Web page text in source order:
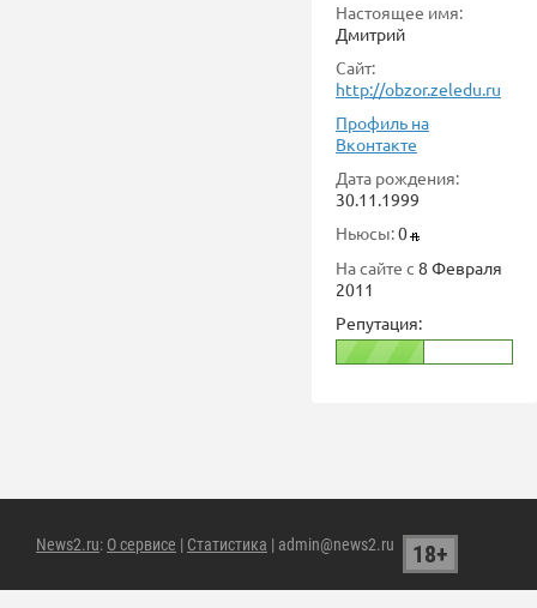
Настоящее имя:
Дмитрий
Сайт:
http://obzor.zeledu.ru
Профиль на
Вконтакте
Дата рождения:
30.11.1999
Ньюсы:0
На сайте с 8 Февраля
2011
Репутация:
News2.ru: О сервисе | Статистика | admin@news2.ru 18+